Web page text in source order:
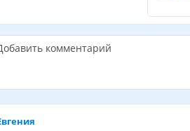
комментарий